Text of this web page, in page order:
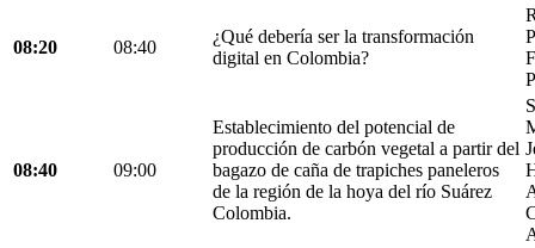
08:20 08:40
¿Qué debería ser la transformación
digital en Colombia?
08:40 09:00
Establecimiento del potencial de
producción de carbón vegetal a partir del
bagazo de caña de trapiches paneleros
de la región de la hoya del río Suárez
Colombia.